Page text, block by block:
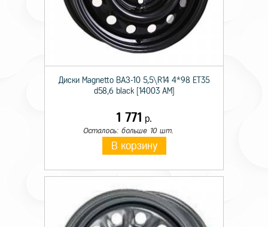
Диски Magnetto ВАЗ-10 5,5\R14 4*98 ET35
d58,6 black [14003 AM]
1 771 р.
Осталось: больше 10 шт.
В корзину